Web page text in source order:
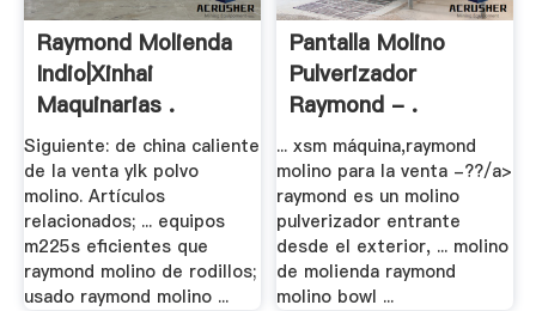
Raymond Molienda
Indio|Xinhai
Maquinarias .
Siguiente: de china caliente
de la venta ylk polvo
molino. Artículos
relacionados; ... equipos
m225s eficientes que
raymond molino de rodillos;
usado raymond molino ...
Pantalla Molino
Pulverizador
Raymond - .
... xsm máquina,raymond
molino para la venta -??/a>
raymond es un molino
pulverizador entrante
desde el exterior, ... molino
de molienda raymond
molino bowl ...